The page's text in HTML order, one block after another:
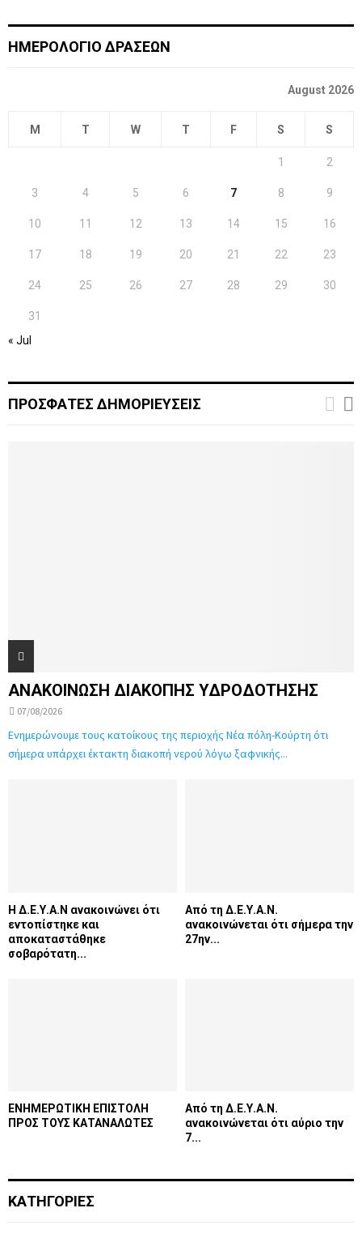
ΗΜΕΡΟΛΟΓΙΟ ΔΡΑΣΕΩΝ
August 2026
M T W T F S S
1 2
3 4 5 6 7 8 9
10 11 12 13 14 15 16
17 18 19 20 21 22 23
24 25 26 27 28 29 30
31
« Jul
ΠΡΟΣΦΑΤΕΣ ΔΗΜΟΡΙΕΥΣΕΙΣ
ΑΝΑΚΟΙΝΩΣΗ ΔΙΑΚΟΠΗΣ ΥΔΡΟΔΟΤΗΣΗΣ
07/08/2026
Ενημερώνουμε τους κατοίκους της περιοχής Νέα πόλη-Κούρτη ότι
σήμερα υπάρχει έκτακτη διακοπή νερού λόγω ξαφνικής...
Η Δ.Ε.Υ.Α.Ν ανακοινώνει ότι
εντοπίστηκε και
αποκαταστάθηκε
σοβαρότατη...
Από τη Δ.Ε.Υ.Α.Ν.
ανακοινώνεται ότι σήμερα την
27ην...
ΕΝΗΜΕΡΩΤΙΚΗ ΕΠΙΣΤΟΛΗ
ΠΡΟΣ ΤΟΥΣ ΚΑΤΑΝΑΛΩΤΕΣ
Από τη Δ.Ε.Υ.Α.Ν.
ανακοινώνεται ότι αύριο την
7...
ΚΑΤΗΓΟΡΙΕΣ